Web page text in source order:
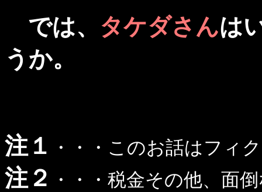
では、 タケダさんは
うか。
注１ ・・・このお話はフィ
注２ ・・・税金その他、面